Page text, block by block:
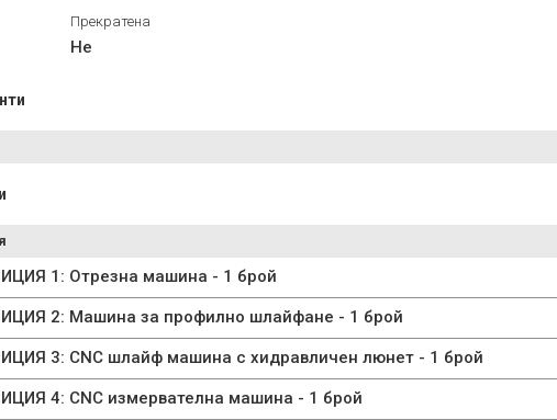
Прекратена
Не
1: Отрезна машина - 1 брой
2: Машина за профилно шлайфане - 1 брой
3: CNC шлайф машина с хидравличен люнет - 1 брой
4: CNC измервателна машина - 1 брой